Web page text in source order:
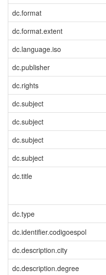
dc.format
dc.format.extent
dc.language.iso
dc.publisher
dc.rights
dc.subject
dc.subject
dc.subject
dc.subject
dc.title
dc.type
dc.identifier.codigoespol
dc.description.city
dc.description.degree